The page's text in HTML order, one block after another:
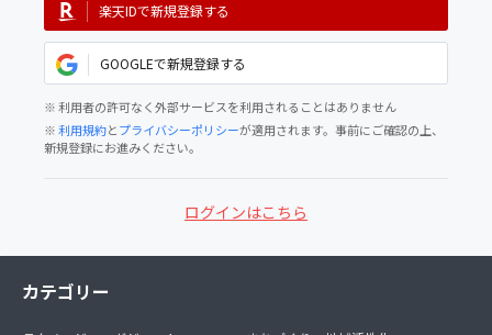
楽天IDで新規登録する
GOOGLEで新規登録する
※ 利用者の許可なく外部サービスを利用されることはありません
※利用規約とプライバシーポリシーが適用されます。事前にご確認の上、
新規登録にお進みください。
ログインはこちら
カテゴリー